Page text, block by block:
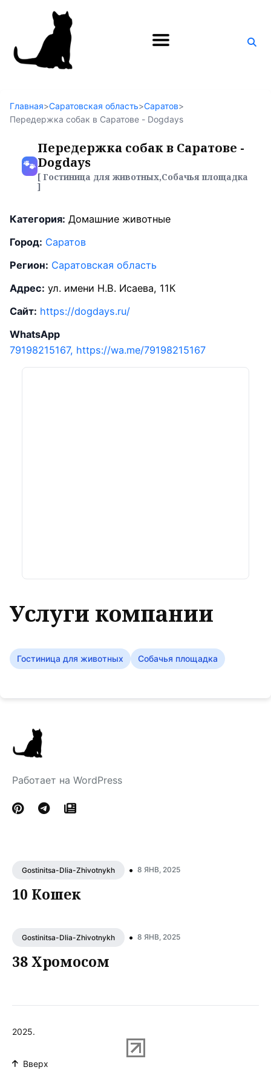
Поиск
Главная>Саратовская область>Саратов>
Передержка собак в Саратове - Dogdays
🐾
Передержка собак в Саратове -
Dogdays
[ Гостиница для животных,Собачья площадка
]
Категория: Домашние животные
Город: Саратов
Регион: Саратовская область
Адрес: ул. имени Н.В. Исаева, 11К
Сайт: https://dogdays.ru/
WhatsApp
79198215167, https://wa.me/79198215167
Услуги компании
Гостиница для животных Собачья площадка
Работает на WordPress
Gostinitsa-Dlia-Zhivotnykh • 8 ЯНВ, 2025
10 Кошек
Gostinitsa-Dlia-Zhivotnykh • 8 ЯНВ, 2025
38 Хромосом
2025.
Вверх